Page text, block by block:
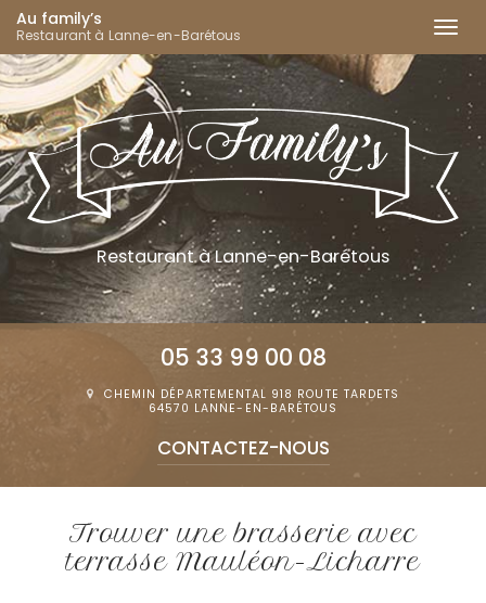
Aller
au
contenu
principal
Au family’s
Restaurant à Lanne-en-Barétous
Restaurantà Lanne-en-Barétous
05 33 99 00 08
CHEMIN DÉPARTEMENTAL 918 ROUTE TARDETS
64570 LANNE-EN-BARÉTOUS
CONTACTEZ-NOUS
Trouver une brasserie avec
terrasse Mauléon-Licharre